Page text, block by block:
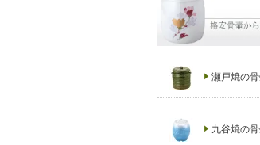
瀬戸焼の
九谷焼の